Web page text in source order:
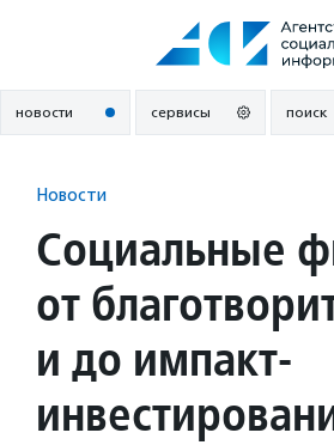
новости сервисы поиск
Новости
Социальные
от
и до импакт-